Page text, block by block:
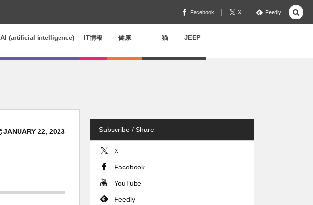
Facebook X Feedly
AI (artificial intelligence) IT情報 健康 猫 JEEP
JANUARY 22, 2023 Subscribe / Share
X
Facebook
YouTube
Feedly